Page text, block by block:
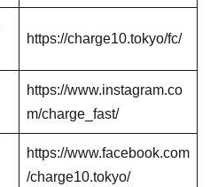
https://charge10.tokyo/fc/
https://www.instagram.co
m/charge_fast/
https://www.facebook.com
/charge10.tokyo/